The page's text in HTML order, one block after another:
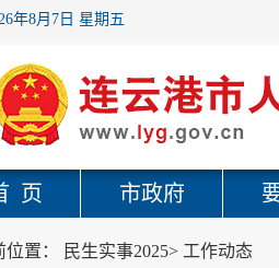
年8月7日 星期五
页 市政府
位置： 民生实事2025> 工作动态